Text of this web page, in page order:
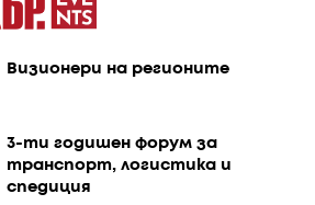
Визионери на регионите
3-ти годишен форум за
транспорт, логистика и
спедиция